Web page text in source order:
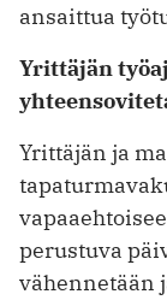
ansaittua
Yrittäjän
Yrittäjän ja
perustuva
vähennetään